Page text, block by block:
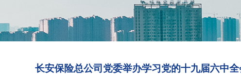
长安保险总公司党委举办学习党的十九届六中